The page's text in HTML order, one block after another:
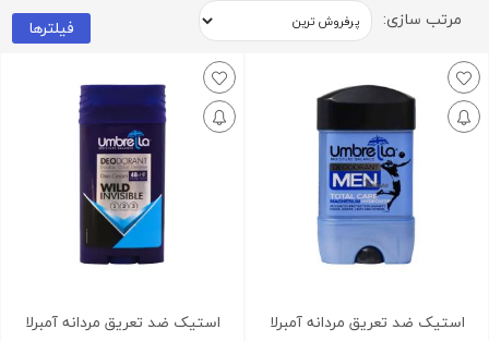
مرتب سازی: فیلترها
استیک ضد تعریق مردانه آمبرلا
استیک ضد تعریق مردانه آمبرلا